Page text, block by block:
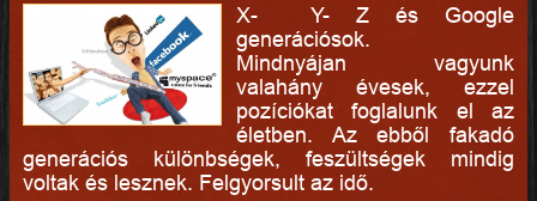
X- Y- Z és Google
generációsok.
Mindnyájan vagyunk
valahány évesek, ezzel
pozíciókat foglalunk el az
életben. Az ebből fakadó
generációs különbségek, feszültségek mindig
voltak és lesznek. Felgyorsult az idő.